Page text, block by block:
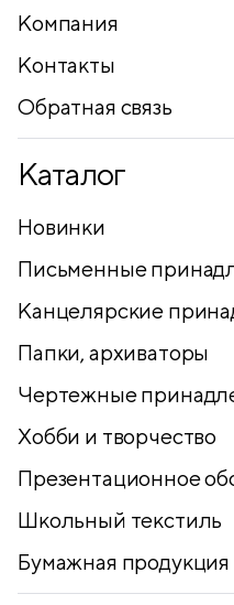
Компания
Контакты
Обратная связь
Каталог
Новинки
Письменные
Канцелярские
Папки, архиваторы
Чертежные
Хобби и творчество
Презентационное
Школьный текстиль
Бумажная продукция